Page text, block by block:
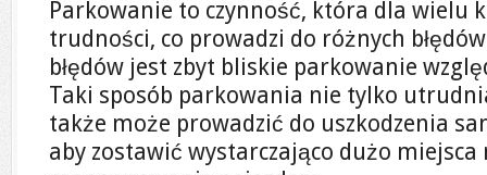
Parkowanie to czynność, która dla wielu
trudności, co prowadzi do różnych
błędów jest zbyt bliskie parkowanie
Taki sposób parkowania nie tylko
także może prowadzić do uszkodzenia
aby zostawić wystarczająco dużo